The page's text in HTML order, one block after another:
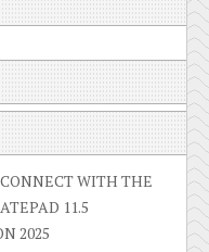
WITH THE
11.5
2025